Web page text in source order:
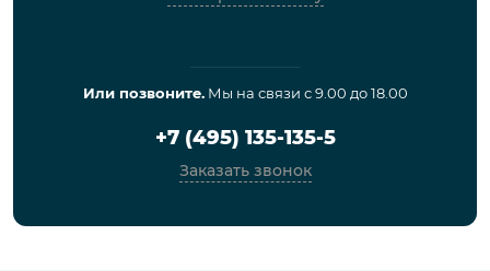
Или позвоните.Мы на связи с 9.00 до 18.00
+7 (495) 135-135-5
Заказать звонок